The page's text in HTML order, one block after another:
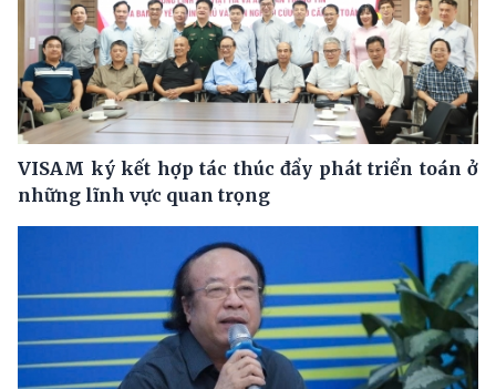
VISAM ký kết hợp tác thúc đẩy phát triển toán ở
những lĩnh vực quan trọng